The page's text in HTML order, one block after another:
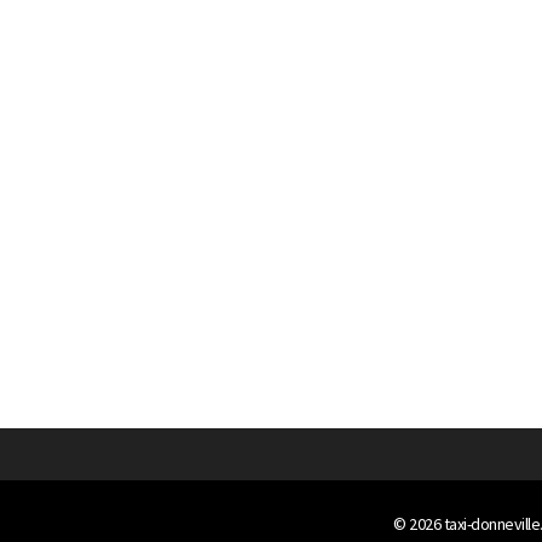
© 2026taxi-